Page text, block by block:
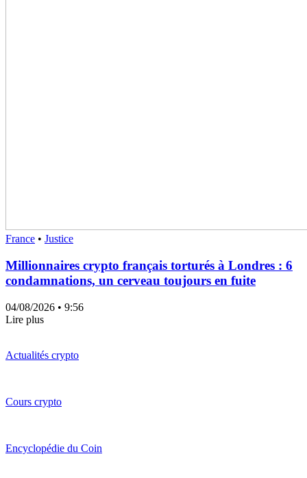
France • Justice
Millionnaires crypto français torturés à Londres : 6
condamnations, un cerveau toujours en fuite
04/08/2026 • 9:56
Lire plus
Actualités crypto
Cours crypto
Encyclopédie du Coin